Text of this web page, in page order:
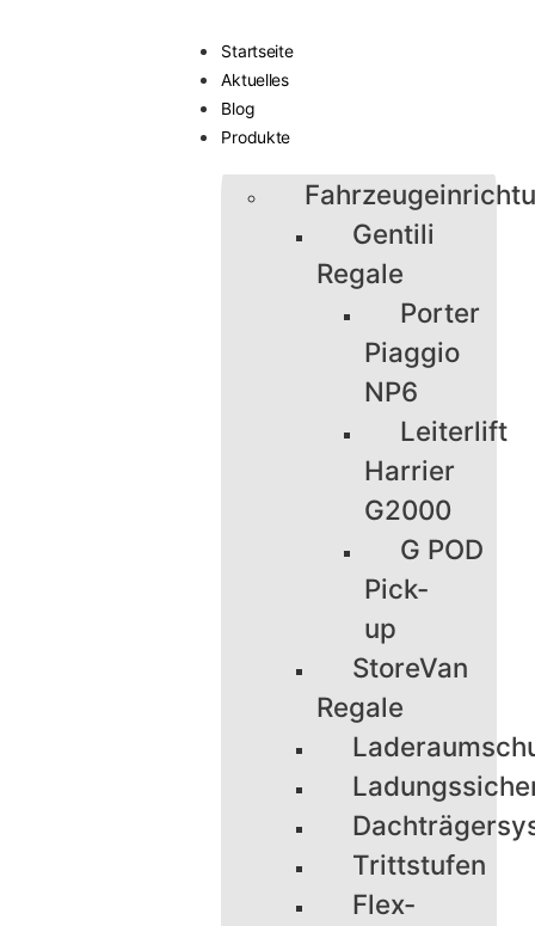
Startseite
Aktuelles
Blog
Produkte
Gentili
Regale
Porter
Piaggio
NP6
Leiterlift
Harrier
G2000
G POD
Pick-
up
StoreVan
Regale
Trittstufen
Flex-